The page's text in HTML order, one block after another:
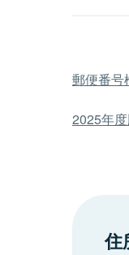
郵便番号
2025年
住